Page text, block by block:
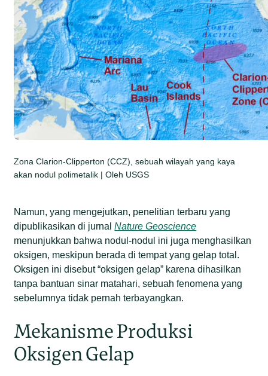
Zona Clarion-Clipperton (CCZ), sebuah wilayah yang kaya
akan nodul polimetalik | Oleh USGS
Namun, yang mengejutkan, penelitian terbaru yang
dipublikasikan di jurnalNature Geoscience
menunjukkan bahwa nodul-nodul ini juga menghasilkan
oksigen, meskipun berada di tempat yang gelap total.
Oksigen ini disebut “oksigen gelap” karena dihasilkan
tanpa bantuan sinar matahari, sebuah fenomena yang
sebelumnya tidak pernah terbayangkan.
Mekanisme Produksi
Oksigen Gelap